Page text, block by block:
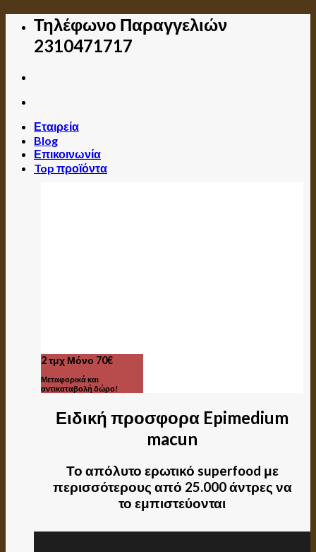
content
Τηλέφωνο Παραγγελιών
2310471717
Εταιρεία
Blog
Επικοινωνία
Top προϊόντα
2 τμχ Μόνο 70€
Μεταφορικά και
αντικαταβολή δώρο!
Ειδική προσφορα Epimedium
macun
Το απόλυτο ερωτικό superfood με
περισσότερους από 25.000 άντρες να
το εμπιστεύονται